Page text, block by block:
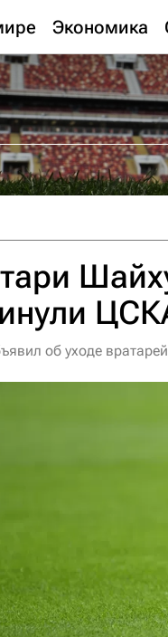
Экономика
об уходе